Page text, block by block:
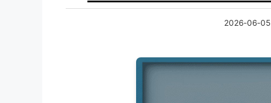
2026-06-05